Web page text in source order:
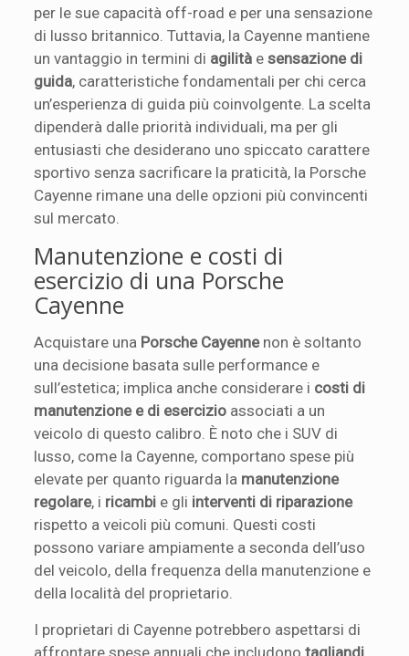
per le sue capacità off-road e per una sensazione
di lusso britannico. Tuttavia, la Cayenne mantiene
un vantaggio in termini di agilità esensazione di
guida, caratteristiche fondamentali per chi cerca
un’esperienza di guida più coinvolgente. La scelta
dipenderà dalle priorità individuali, ma per gli
entusiasti che desiderano uno spiccato carattere
sportivo senza sacrificare la praticità, la Porsche
Cayenne rimane una delle opzioni più convincenti
sul mercato.
Manutenzione e costi di
esercizio di una Porsche
Cayenne
Acquistare una Porsche Cayennenon è soltanto
una decisione basata sulle performance e
sull’estetica; implica anche considerare i costi di
manutenzione e di esercizio associati a un
veicolo di questo calibro. È noto che i SUV di
lusso, come la Cayenne, comportano spese più
elevate per quanto riguarda la manutenzione
regolare, i ricambi e gli interventi di riparazione
rispetto a veicoli più comuni. Questi costi
possono variare ampiamente a seconda dell’uso
del veicolo, della frequenza della manutenzione e
della località del proprietario.
I proprietari di Cayenne potrebbero aspettarsi di
affrontare spese annuali che includonotagliandi,